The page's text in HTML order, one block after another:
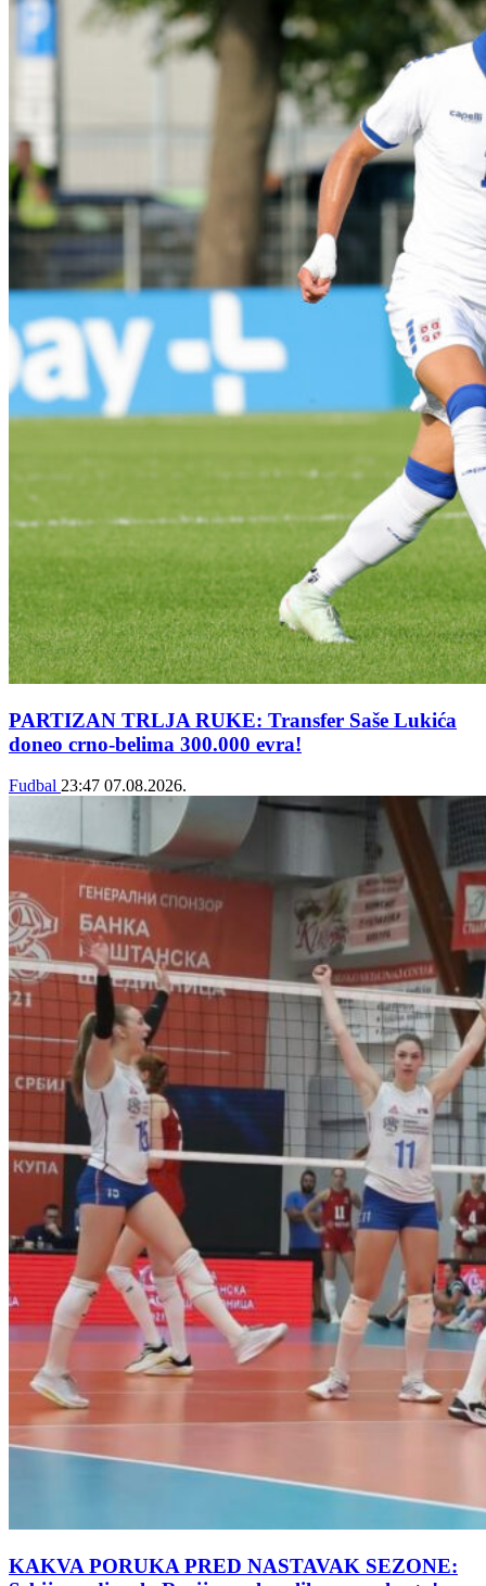
PARTIZAN TRLJA RUKE: Transfer Saše Lukića
doneo crno-belima 300.000 evra!
Fudbal 23:47 07.08.2026.
KAKVA PORUKA PRED NASTAVAK SEZONE: